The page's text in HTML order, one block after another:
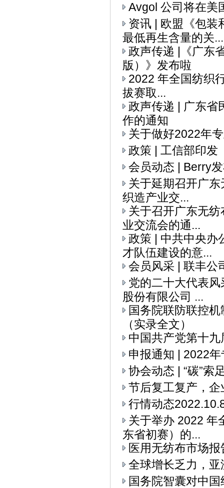
Avgol 公司将在美
资讯 | 欧盟《包装
最低再生含量的关...
政声传递 |《广东
版）》发布啦
2022 年全国纺织
拔赛取...
政声传递 | 广东省
作的通知
关于做好2022年
政策 | 工信部印发
会员动态 | Berry
关于延期召开广东
织造产业交...
关于召开广东无纺
业交流会的通...
政策 | 中共中央办
才队伍建设的意...
会员风采 | 联丰公
党的二十大代表
股份有限公司 ...
国务院联防联控
（实录全文）
中国共产党第十
申报通知 | 2022
协会动态 | “碳”
节后复工复产，
行情动态
关于举办 2022 年
东省初赛）的...
医用无纺布市场报
全球增长乏力，
国务院智囊对中